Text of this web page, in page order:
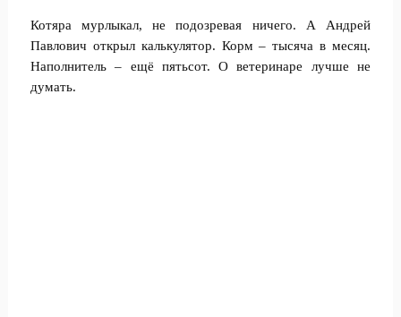
Котяра мурлыкал, не подозревая ничего. А Андрей
Павлович открыл калькулятор. Корм – тысяча в месяц.
Наполнитель – ещё пятьсот. О ветеринаре лучше не
думать.